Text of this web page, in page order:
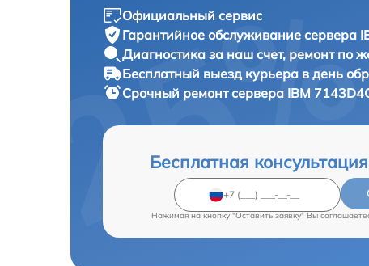
Официальный сервис
Гарантийное обслуживание сервера
Диагностика за наш счет, ремонт по
Бесплатный выезд курьера в день
Срочный ремонтсервера IBM
Бесплатная
Нажимая на кнопку "Оставить заявку" Вы